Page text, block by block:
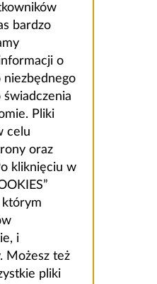
bardzo
o
niezbędnego
Pliki
celu
oraz
kliknięciu w
którym
i
Możesz też
pliki